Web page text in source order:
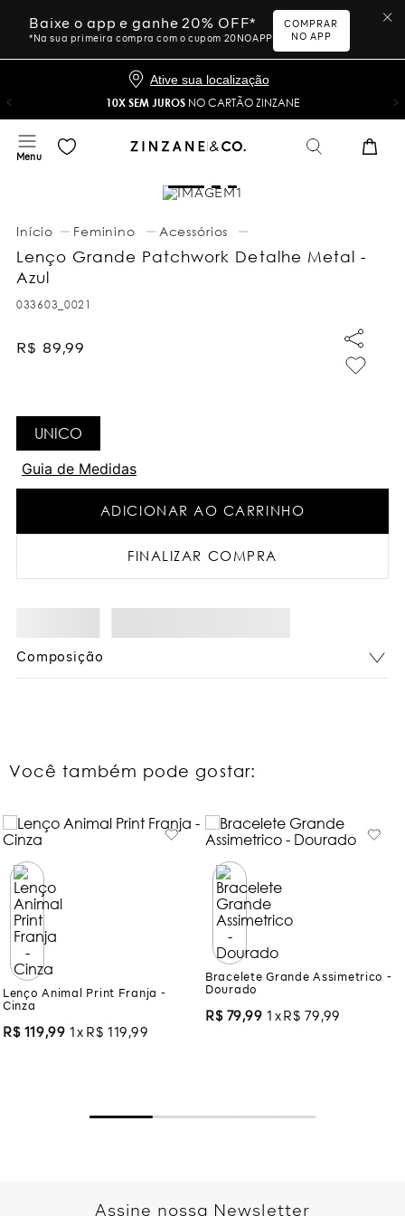
Baixe o app e ganhe 20% OFF*
*Na sua primeira compra com o cupom 20NOAPP
COMPRAR
NO APP
Ative sua localização
10X SEM JUROS NO CARTÃO ZINZANE
Feminino Acessórios
Lenço Grande Patchwork Detalhe Metal -
Azul
033603_0021
R$ 89,99
UNICO
Guia de Medidas
ADICIONAR AO CARRINHO
FINALIZAR COMPRA
Composição
Você também pode gostar:
Lenço Animal Print Franja -
Cinza
R$ 119 ,99
Bracelete Grande Assimetrico -
Dourado
79